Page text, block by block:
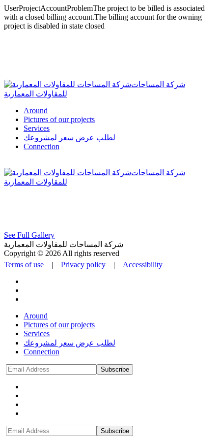
شركة المساحات
للمقاولات المعمارية
Around
Pictures of our projects
Services
لطلب عرض سعر لمشروعك
Connection
شركة المساحات
للمقاولات المعمارية
See Full Gallery
شركة المساحات للمقاولات المعمارية
Copyright © 2026 All rights reserved
Terms of use | Privacy policy | Accessibility
Around
Pictures of our projects
Services
لطلب عرض سعر لمشروعك
Connection
Subscribe
Subscribe